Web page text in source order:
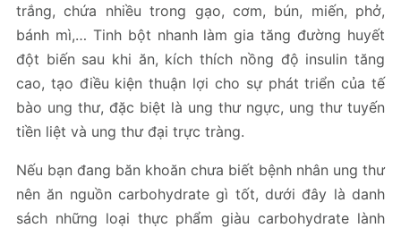
trắng, chứa nhiều trong gạo, cơm, bún, miến, phở,
bánh mì,… Tinh bột nhanh làm gia tăng đường huyết
đột biến sau khi ăn, kích thích nồng độ insulin tăng
cao, tạo điều kiện thuận lợi cho sự phát triển của tế
bào ung thư, đặc biệt là ung thư ngực, ung thư tuyến
tiền liệt và ung thư đại trực tràng.
Nếu bạn đang băn khoăn chưa biết bệnh nhân ung thư
nên ăn nguồn carbohydrate gì tốt, dưới đây là danh
sách những loại thực phẩm giàu carbohydrate lành